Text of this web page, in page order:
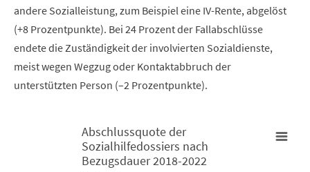
andere Sozialleistung, zum Beispiel eine IV-Rente, abgelöst
(+8 Prozentpunkte). Bei 24 Prozent der Fallabschlüsse
endete die Zuständigkeit der involvierten Sozialdienste,
meist wegen Wegzug oder Kontaktabbruch der
unterstützten Person (–2 Prozentpunkte).
Abschlussquote der Sozialhilfedossiers nach Bezugsdauer
Abschlussquote der
Sozialhilfedossiers nach
Bezugsdauer 2018-2022